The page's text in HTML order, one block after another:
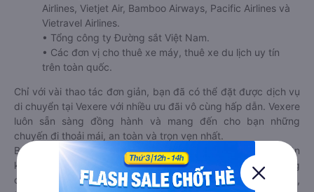
Airlines, Vietjet Air, Bamboo Airways, Pacific Airlines và
Vietravel Airlines.
• Tổng công ty Đường sắt Việt Nam.
• Các đơn vị cho thuê xe máy, thuê xe du lịch uy tín
trên toàn quốc.
Chỉ với vài thao tác đơn giản, bạn đã có thể đặt được dịch vụ
di chuyển tại Vexere với nhiều ưu đãi vô cùng hấp dẫn. Vexere
luôn sẵn sàng đồng hành và mang đến cho bạn những
chuyến đi thoải mái, an toàn và trọn vẹn nhất.
Bên cạnh đó, bạn có thể tham khảo thêm các phương tiện
khác tại
Goyolo.com
cho chuyến đi sắp tới. Goyolo là nền tảng
đặt vé cho phép người dùng so sánh giá cả, giờ khởi hành,